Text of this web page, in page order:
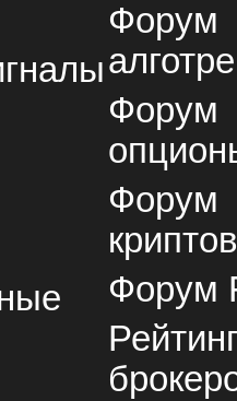
Форум
Форум
Форум
Форум